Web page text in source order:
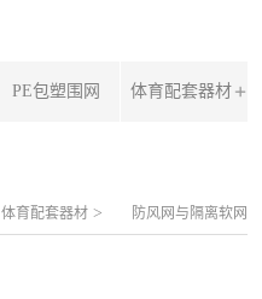
PE包塑围网 体育配套器材
体育配套器材 > 防风网与隔离软网